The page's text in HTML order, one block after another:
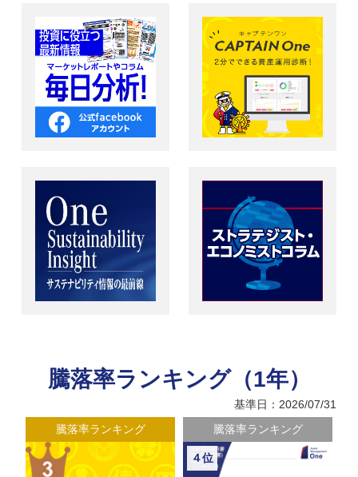
騰落率ランキング（1年）
基準日：2026/07/31
騰落率ランキング
騰落率ランキング
４位